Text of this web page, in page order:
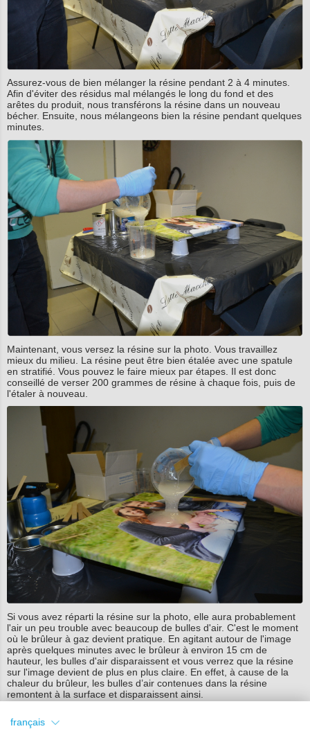
Assurez-vous de bien mélanger la résine pendant 2 à 4 minutes.
Afin d'éviter des résidus mal mélangés le long du fond et des
arêtes du produit, nous transférons la résine dans un nouveau
bécher. Ensuite, nous mélangeons bien la résine pendant quelques
minutes.
Maintenant, vous versez la résine sur la photo. Vous travaillez
mieux du milieu. La résine peut être bien étalée avec une spatule
en stratifié. Vous pouvez le faire mieux par étapes. Il est donc
conseillé de verser 200 grammes de résine à chaque fois, puis de
l'étaler à nouveau.
Si vous avez réparti la résine sur la photo, elle aura probablement
l'air un peu trouble avec beaucoup de bulles d'air. C'est le moment
où le brûleur à gaz devient pratique. En agitant autour de l'image
après quelques minutes avec le brûleur à environ 15 cm de
hauteur, les bulles d'air disparaissent et vous verrez que la résine
sur l'image devient de plus en plus claire. En effet, à cause de la
chaleur du brûleur, les bulles d’air contenues dans la résine
remontent à la surface et disparaissent ainsi.
Nous vous conseillons de ne pas vous focaliser trop longtemps sur
français